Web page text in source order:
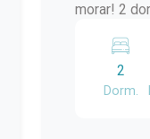
morar! 2
2
Dorm.